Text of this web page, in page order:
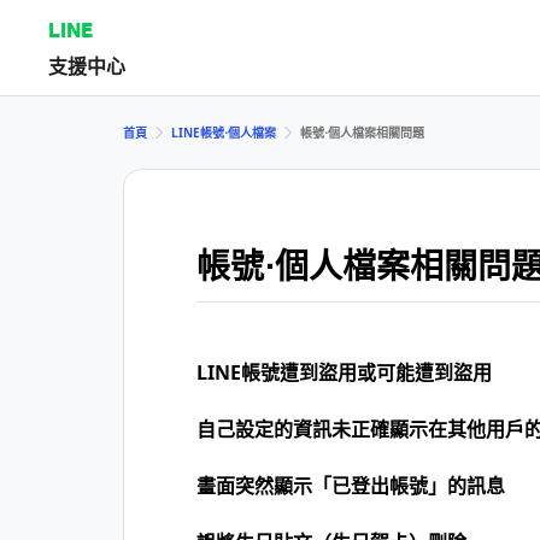
LINE
支援中心
首頁 LINE帳號⋅個人檔案 帳號⋅個人檔案相關問題
帳號⋅個人檔案相關問
LINE帳號遭到盜用或可能遭到盜用
自己設定的資訊未正確顯示在其他用戶
畫面突然顯示「已登出帳號」的訊息